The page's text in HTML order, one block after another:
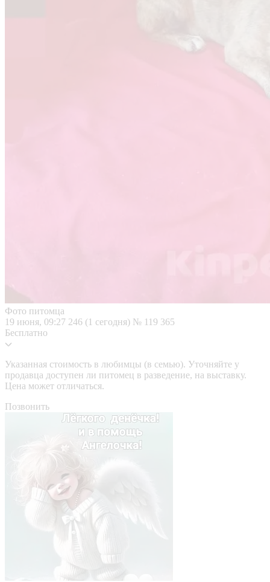
Фото питомца
19 июня, 09:27 246 (1 сегодня) № 119 365
Бесплатно
Указанная стоимость в любимцы (в семью). Уточняйте у
продавца доступен ли питомец в разведение, на выставку.
Цена может отличаться.
Позвонить